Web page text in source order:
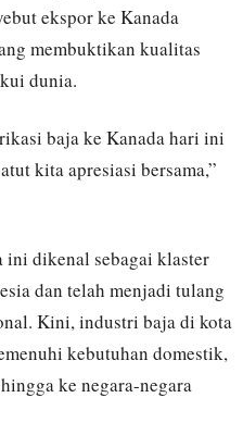
ekspor ke Kanada
membuktikan kualitas
dunia.
baja ke Kanada hari ini
kita apresiasi bersama,”
ini dikenal sebagai klaster
dan telah menjadi tulang
Kini, industri baja di kota
kebutuhan domestik,
ke negara-negara